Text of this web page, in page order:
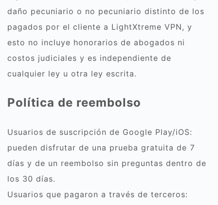
daño pecuniario o no pecuniario distinto de los
pagados por el cliente a LightXtreme VPN, y
esto no incluye honorarios de abogados ni
costos judiciales y es independiente de
cualquier ley u otra ley escrita.
Política de reembolso
Usuarios de suscripción de Google Play/iOS:
pueden disfrutar de una prueba gratuita de 7
días y de un reembolso sin preguntas dentro de
los 30 días.
Usuarios que pagaron a través de terceros: